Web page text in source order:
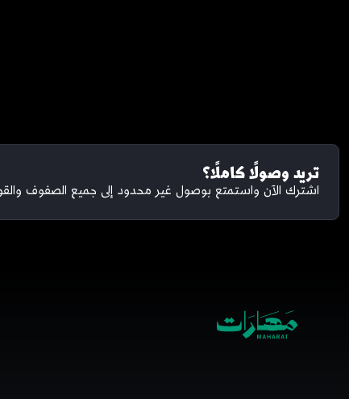
تريد وصولًا كاملًا؟
اشترك الآن واستمتع بوصول غير محدود إلى جميع الصفوف